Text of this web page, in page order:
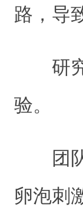
路，导
研究
验。
团队
卵泡刺